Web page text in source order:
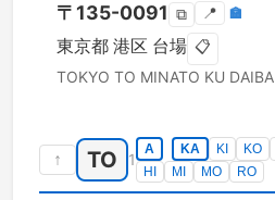
〒 135-0091 ⧉ 📍 🏣
東京都 港区 台場 📋
TOKYO TO MINATO KU DAIBA
↑ TO 1
A KA KI KO
HI
MI MO RO